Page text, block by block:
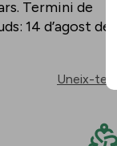
Termini de
14 d’agost de
Uneix-te